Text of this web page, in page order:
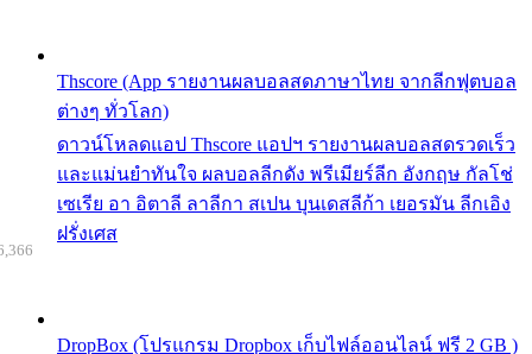
Thscore (App รายงานผลบอลสดภาษาไทย จากลีกฟุตบอล
ต่างๆ ทั่วโลก)
ดาวน์โหลดแอป Thscore แอปฯ รายงานผลบอลสดรวดเร็ว
และแม่นยำทันใจ ผลบอลลีกดัง พรีเมียร์ลีก อังกฤษ กัลโช่
เซเรีย อา อิตาลี ลาลีกา สเปน บุนเดสลีก้า เยอรมัน ลีกเอิง
ฝรั่งเศส
DropBox (โปรแกรม Dropbox เก็บไฟล์ออนไลน์ ฟรี 2 GB )